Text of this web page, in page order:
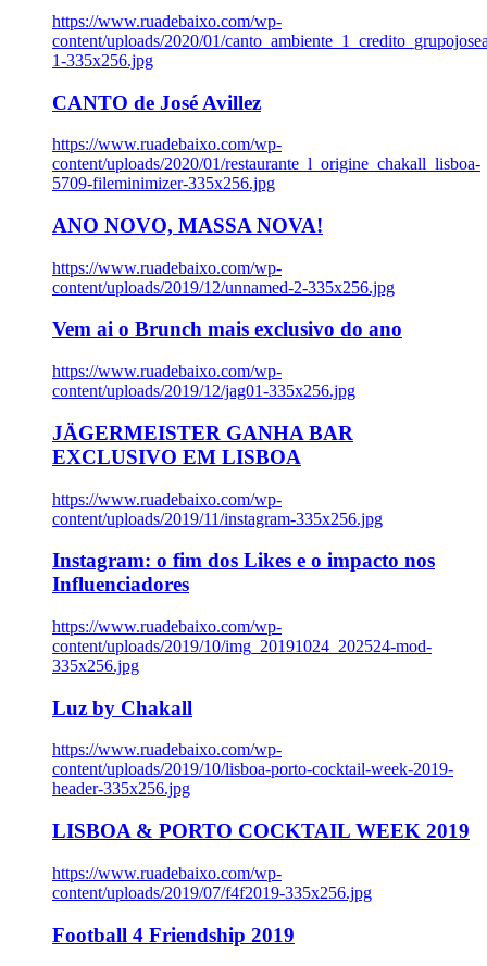
https://www.ruadebaixo.com/wp-
content/uploads/2020/01/
1-335x256.jpg
CANTO de José Avillez
https://www.ruadebaixo.com/wp-
content/uploads/2020/01/restaurante_l_origine_chakall_lisboa-
5709-fileminimizer-335x256.jpg
ANO NOVO, MASSA NOVA!
https://www.ruadebaixo.com/wp-
content/uploads/2019/12/unnamed-2-335x256.jpg
Vem ai o Brunch mais exclusivo do ano
https://www.ruadebaixo.com/wp-
content/uploads/2019/12/jag01-335x256.jpg
JÄGERMEISTER GANHA BAR
EXCLUSIVO EM LISBOA
https://www.ruadebaixo.com/wp-
content/uploads/2019/11/instagram-335x256.jpg
Instagram: o fim dos Likes e o impacto nos
Influenciadores
https://www.ruadebaixo.com/wp-
content/uploads/2019/10/img_20191024_202524-mod-
335x256.jpg
Luz by Chakall
https://www.ruadebaixo.com/wp-
content/uploads/2019/10/lisboa-porto-cocktail-week-2019-
header-335x256.jpg
LISBOA & PORTO COCKTAIL WEEK 2019
https://www.ruadebaixo.com/wp-
content/uploads/2019/07/f4f2019-335x256.jpg
Football 4 Friendship 2019